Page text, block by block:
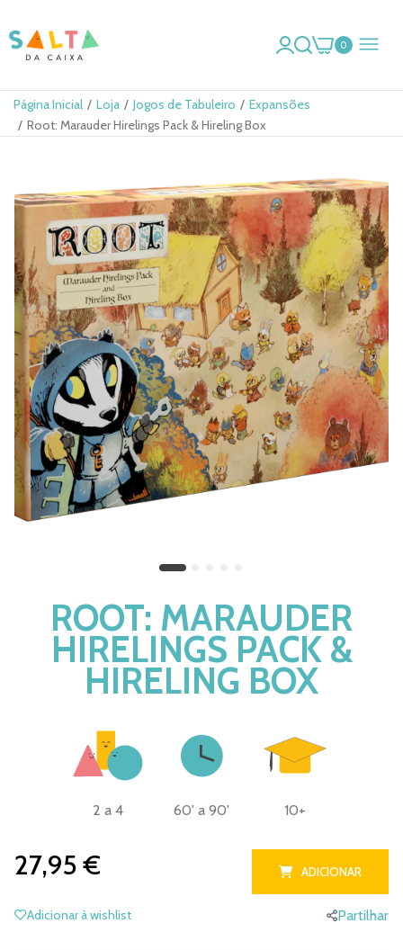
0
Página Inicial Loja Jogos de Tabuleiro
Expansões
Root: Marauder Hirelings Pack & Hireling Box
ROOT: MARAUDER
HIRELINGS PACK &
HIRELING BOX
2 a 4 60' a 90' 10+
27,95 € ADICIONAR
Adicionar à wishlist Partilhar